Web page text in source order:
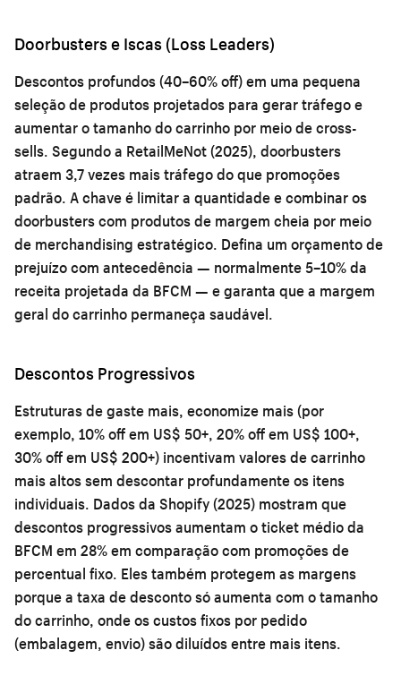
Doorbusters e Iscas (Loss Leaders)
Descontos profundos (40–60% off) em uma pequena
seleção de produtos projetados para gerar tráfego e
aumentar o tamanho do carrinho por meio de cross-
sells. Segundo a RetailMeNot (2025), doorbusters
atraem 3,7 vezes mais tráfego do que promoções
padrão. A chave é limitar a quantidade e combinar os
doorbusters com produtos de margem cheia por meio
de merchandising estratégico. Defina um orçamento de
prejuízo com antecedência — normalmente 5–10% da
receita projetada da BFCM — e garanta que a margem
geral do carrinho permaneça saudável.
Descontos Progressivos
Estruturas de gaste mais, economize mais (por
exemplo, 10% off em US$ 50+, 20% off em US$ 100+,
30% off em US$ 200+) incentivam valores de carrinho
mais altos sem descontar profundamente os itens
individuais. Dados da Shopify (2025) mostram que
descontos progressivos aumentam o ticket médio da
BFCM em 28% em comparação com promoções de
percentual fixo. Eles também protegem as margens
porque a taxa de desconto só aumenta com o tamanho
do carrinho, onde os custos fixos por pedido
(embalagem, envio) são diluídos entre mais itens.